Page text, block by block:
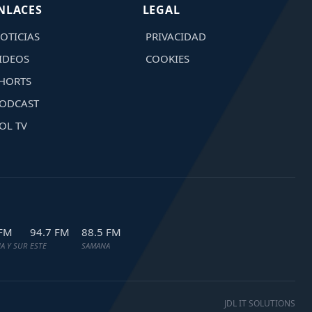
TV
LEGAL
PRIVACIDAD
COOKIES
Y SUR
94.7 FM
ESTE
88.5 FM
SAMANA
JDL IT SOLUTIONS